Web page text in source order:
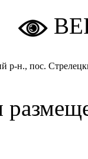
р-н., пос.